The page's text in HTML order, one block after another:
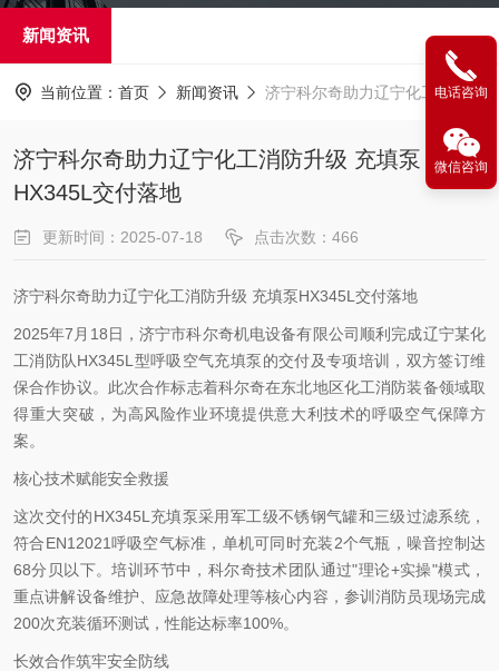
新闻资讯
当前位置： 首页 新闻资讯 济宁科尔奇助力辽宁化工消防升级 充填泵HX345L交付落地
济宁科尔奇助力辽宁化工消防升级 充填泵
HX345L交付落地
更新时间：2025-07-18 点击次数：466
济宁科尔奇助力辽宁化工消防升级 充填泵HX345L交付落地
2025年7月18日，济宁市科尔奇机电设备有限公司顺利完成辽宁某化
工消防队HX345L型呼吸空气充填泵的交付及专项培训，双方签订维
保合作协议。此次合作标志着科尔奇在东北地区化工消防装备领域取
得重大突破，为高风险作业环境提供意大利技术的呼吸空气保障方
案。
核心技术赋能安全救援
这次交付的HX345L充填泵采用军工级不锈钢气罐和三级过滤系统，
符合EN12021呼吸空气标准，单机可同时充装2个气瓶，噪音控制达
68分贝以下。培训环节中，科尔奇技术团队通过"理论+实操"模式，
重点讲解设备维护、应急故障处理等核心内容，参训消防员现场完成
200次充装循环测试，性能达标率100%。
长效合作筑牢安全防线
电话咨询
微信咨询